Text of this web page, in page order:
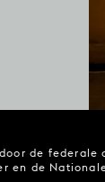
de federale
en de